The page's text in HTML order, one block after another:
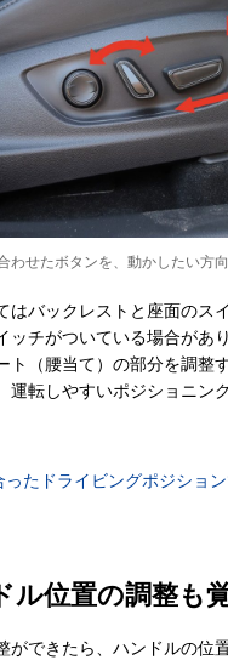
わせたボタンを、動かしたい方
はバックレストと座面のス
ッチがついている場合があ
ト（腰当て）の部分を調整
運転しやすいポジショニン
ったドライビングポジショ
ル位置の調整も
ができたら、ハンドルの位